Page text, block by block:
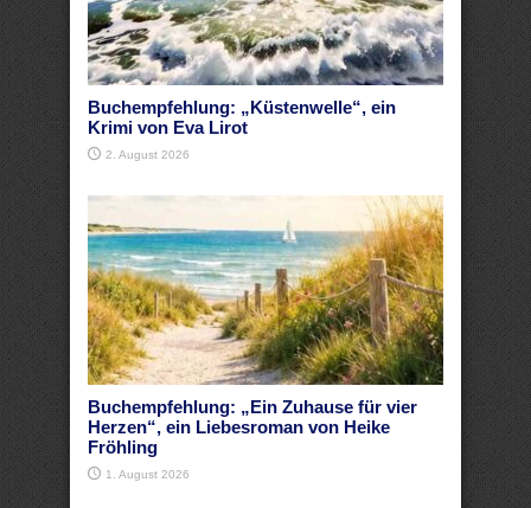
Buchempfehlung: „Küstenwelle“, ein
Krimi von Eva Lirot
2. August 2026
Buchempfehlung: „Ein Zuhause für vier
Herzen“, ein Liebesroman von Heike
Fröhling
1. August 2026